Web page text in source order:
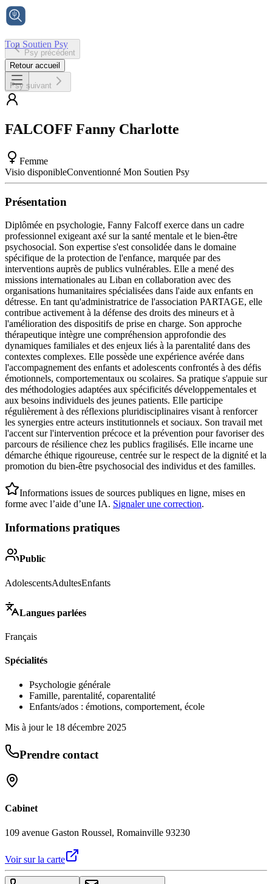
Ton Soutien Psy
Accueil
Psy précédent
Retour accueil
Psy suivant
FALCOFF Fanny Charlotte
Femme
Visio disponibleConventionné Mon Soutien Psy
Présentation
Diplômée en psychologie, Fanny Falcoff exerce dans un cadre
professionnel exigeant axé sur la santé mentale et le bien-être
psychosocial. Son expertise s'est consolidée dans le domaine
spécifique de la protection de l'enfance, marquée par des
interventions auprès de publics vulnérables. Elle a mené des
missions internationales au Liban en collaboration avec des
organisations humanitaires spécialisées dans l'aide aux enfants en
détresse. En tant qu'administratrice de l'association PARTAGE, elle
contribue activement à la défense des droits des mineurs et à
l'amélioration des dispositifs de prise en charge. Son approche
thérapeutique intègre une compréhension approfondie des
dynamiques familiales et des enjeux liés à la parentalité dans des
contextes complexes. Elle possède une expérience avérée dans
l'accompagnement des enfants et adolescents confrontés à des défis
émotionnels, comportementaux ou scolaires. Sa pratique s'appuie sur
des méthodologies adaptées aux spécificités développementales et
aux besoins individuels des jeunes patients. Elle participe
régulièrement à des réflexions pluridisciplinaires visant à renforcer
les synergies entre acteurs institutionnels et sociaux. Son travail met
l'accent sur l'intervention précoce et la prévention pour favoriser des
parcours de résilience chez les publics fragilisés. Elle incarne une
démarche éthique rigoureuse, centrée sur le respect de la dignité et la
promotion du bien-être psychosocial des individus et des familles.
Informations issues de sources publiques en ligne, mises en
forme avec l’aide d’une IA. Signaler une correction.
Informations pratiques
Public
AdolescentsAdultesEnfants
Langues parlées
Français
Spécialités
Psychologie générale
Famille, parentalité, coparentalité
Enfants/ados : émotions, comportement, école
Mis à jour le 18 décembre 2025
Prendre contact
Cabinet
109 avenue Gaston Roussel, Romainville 93230
Voir sur la carte